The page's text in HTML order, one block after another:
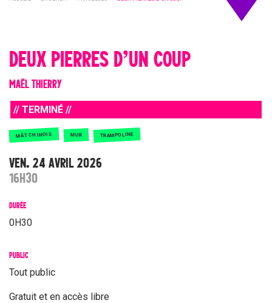
DEUX PIERRES D’UN COUP
MAËL THIERRY
// TERMINÉ //
MÂT CHINOIS MUR TRAMPOLINE
VEN. 24 AVRIL 2026
16H30
DURÉE
0H30
PUBLIC
Tout public
Gratuit et en accès libre